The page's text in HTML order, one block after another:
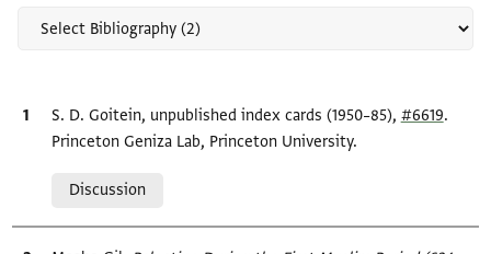
Bibliographic citation
S. D. Goitein, unpublished index cards (1950–85), #6619.
Princeton Geniza Lab, Princeton University.
Discussion